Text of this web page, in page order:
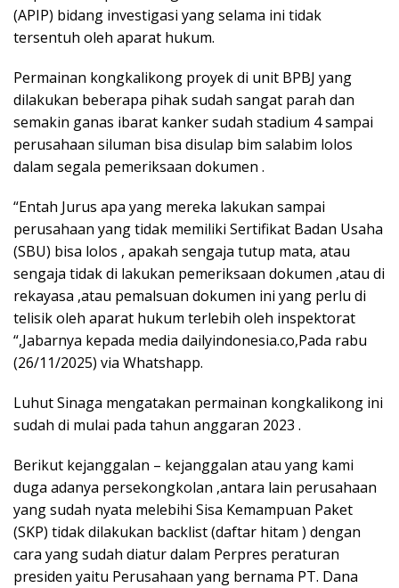
(APIP) bidang investigasi yang selama ini tidak
tersentuh oleh aparat hukum.
Permainan kongkalikong proyek di unit BPBJ yang
dilakukan beberapa pihak sudah sangat parah dan
semakin ganas ibarat kanker sudah stadium 4 sampai
perusahaan siluman bisa disulap bim salabim lolos
dalam segala pemeriksaan dokumen .
“Entah Jurus apa yang mereka lakukan sampai
perusahaan yang tidak memiliki Sertifikat Badan Usaha
(SBU) bisa lolos , apakah sengaja tutup mata, atau
sengaja tidak di lakukan pemeriksaan dokumen ,atau di
rekayasa ,atau pemalsuan dokumen ini yang perlu di
telisik oleh aparat hukum terlebih oleh inspektorat
“,Jabarnya kepada media dailyindonesia.co,Pada rabu
(26/11/2025) via Whatshapp.
Luhut Sinaga mengatakan permainan kongkalikong ini
sudah di mulai pada tahun anggaran 2023 .
Berikut kejanggalan – kejanggalan atau yang kami
duga adanya persekongkolan ,antara lain perusahaan
yang sudah nyata melebihi Sisa Kemampuan Paket
(SKP) tidak dilakukan backlist (daftar hitam ) dengan
cara yang sudah diatur dalam Perpres peraturan
presiden yaitu Perusahaan yang bernama PT. Dana